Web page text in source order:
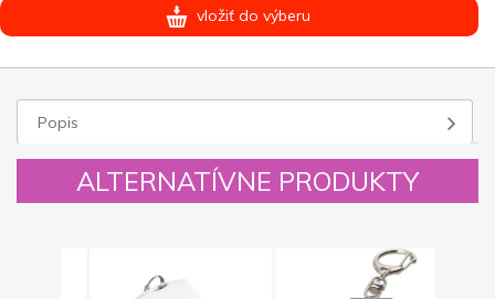
vložiť do výberu
Popis
ALTERNATÍVNE PRODUKTY